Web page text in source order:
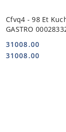
Cfvq4 - 98 Et
GASTRO
Cena:
31008.00
Cena:
31008.00